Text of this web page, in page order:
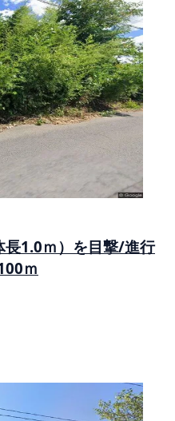
長1.0ｍ）を目撃/進行
ｍ